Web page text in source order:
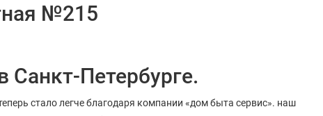
№215
Петербурге.
стало легче благодаря компании «дом быта сервис». наш